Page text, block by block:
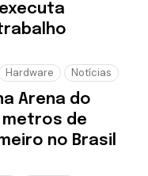
Hardware Notícias
Arena do
metros de
no Brasil